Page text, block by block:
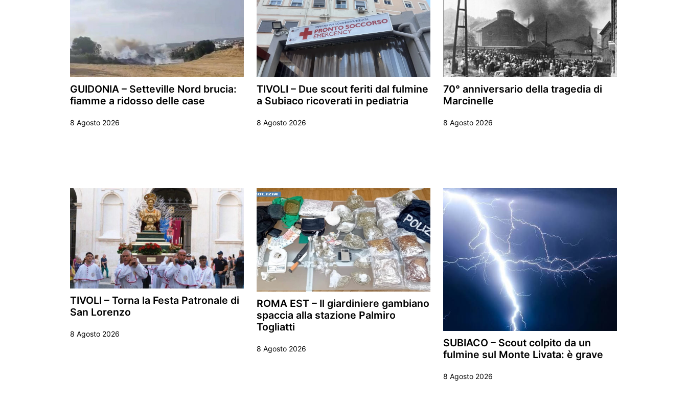
GUIDONIA – Setteville Nord brucia:
fiamme a ridosso delle case
8 Agosto 2026
TIVOLI – Due scout feriti dal fulmine
a Subiaco ricoverati in pediatria
8 Agosto 2026
70° anniversario della tragedia di
Marcinelle
8 Agosto 2026
TIVOLI – Torna la Festa Patronale di
San Lorenzo
8 Agosto 2026
ROMA EST – Il giardiniere gambiano
spaccia alla stazione Palmiro
Togliatti
8 Agosto 2026
SUBIACO – Scout colpito da un
fulmine sul Monte Livata: è grave
8 Agosto 2026